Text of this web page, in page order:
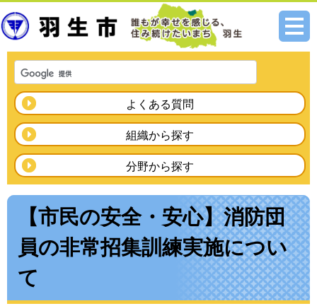
メニ
よくある質問
組織から探す
分野から探す
【市民の安全・安心】消防団
員の非常招集訓練実施につい
て